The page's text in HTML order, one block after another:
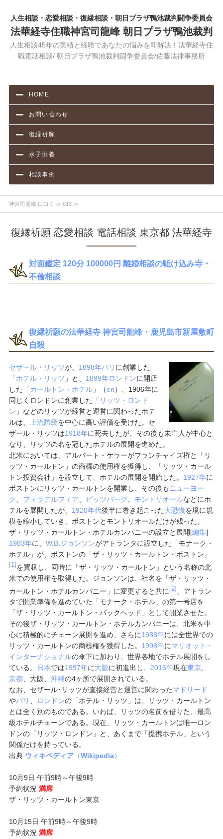
人生相談・恋愛相談・復縁相談・朝日プラザ鴨池裁判闘争委員会
法華経寺住職神宮司龍峰 朝日プラザ鴨池裁判
人生相談45年の実績と経験であなたの悩みを即解決！法華経寺住
職電話相談/ 朝日プラザ鴨池裁判闘争委員会/佐藤法律事務所
HOME
お問い合わせ
復縁祈願
水子供養
相談事例
神宮司龍峰 口コミ ≫ 613 ≫
復縁祈願 恋愛相談 電話相談 東京都 法華経寺
対面鑑定 120分 100000円 離婚相談の駈け込み寺・
不倫相談
復縁祈願の法華経寺 神宮司龍峰・鹿児島市新屋敷町
自殺
セザール・リッツが、 1898年パリ に創業した
「ホテル・リッツ 」と、 1899年ロンドンに開店
した「カールトン・ホテル」（en）、1906年に
同じくロンドンに創業した「 リッツ・ロンド
ン 」などのリッツが経営と運営に関わったホテ
ルは、
上流階級を中心に高い評価を受けた。セ
ザール・リッツは1918年に死去したが、その後も未亡人が中心と
なり、リッツの名を冠したホテルの展開を進めた。
北米においては、アルバート・ケラーがフランチャイズ権と「リ
ッツ・カールトン」の商標の使用権を獲得し、「リッツ・カール
トン投資会社」を設立して、ホテルの展開を開始した。 1927年に
ボストンにリッツ・カールトンを開業し、その後も ニューヨー
ク
フィラデルフィア ピッツバーグ、 モントリオールなどにホ
テルを展開したが、 1920年代後半に巻き起こった大恐慌を境に規
模を縮小していき、ボストンとモントリオールだけが残った。
ザ・リッツ・カールトン・ホテルカンパニーの設立と展開[編集]
1983年に、 W.B.ジョンソンがアトランタに設立した「モナーク・
ホテル」が、ボストンの「ザ・リッツ・カールトン・ボストン」
[1] を買収し、同時に「ザ・リッツ・カールトン」という名称の北
米での使用権を取得した。ジョンソンは、社名を「ザ・リッツ・
カールトン・ホテルカンパニー」に変更すると共に [2] 、アトラン
タで開業準備を進めていた「モナーク・ホテル」の第一号店を
「ザ・リッツ・カールトン・バックヘッド」として開業させた。
その後ザ・リッツ・カールトン・ホテルカンパニーは、北米を中
心に積極的にチェーン展開を進め、さらに1988年には全世界での
リッツ・カールトンの商標権を獲得した。 1998年にマリオット・
インターナショナルの傘下に加わり、世界各地でホテル展開をし
ている。
日本では1997年に大阪に初進出し、 2016年現在東京、
京都、大阪、 沖縄の4ヶ所で展開されている。
なお、セザール･リッツが直接経営と運営に関わったマドリード
やパリ 、 ロンドンの「ホテル・リッツ」は、リッツ・カールトン
とは全く別のものである。いわば、リッツの名前を借りた、最高
級ホテルチェーンである。現在、リッツ・カールトンは唯一ロン
ドンの「リッツ・ロンドン」と、あくまで「提携ホテル」という
関係だけを持っている。
出典 ウィキペディア（Wikipedia）
10月9日 午前9時～午後9時
予約状況 満席
ザ・リッツ・カールトン東京
10月15日 午前9時～午後9時
予約状況 満席